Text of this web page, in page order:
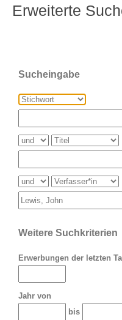
Erweiterte
Sucheingabe
Weitere Suchkriterien
Erwerbungen der letzten
Jahr von
bis